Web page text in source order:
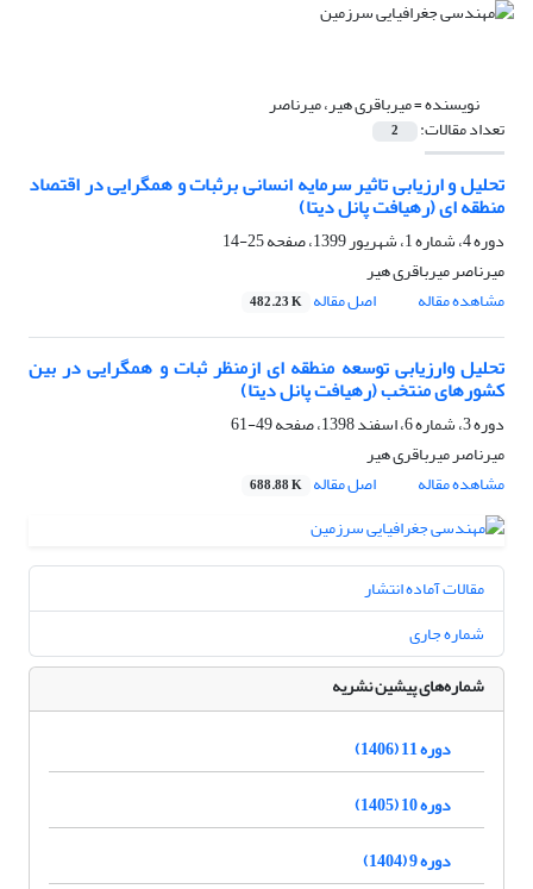
نویسنده =میرباقری هیر، میرناصر
تعداد مقالات: 2
تحلیل و ارزیابی تاثیر سرمایه انسانی برثبات و همگرایی در اقتصاد
منطقه ای (رهیافت پانل دیتا)
دوره 4، شماره 1، شهریور 1399، صفحه
25-14
میرناصر میرباقری هیر
مشاهده مقاله
اصل مقاله 482.23 K
تحلیل وارزیابی توسعه منطقه ای ازمنظر ثبات و همگرایی در بین
کشورهای منتخب (رهیافت پانل دیتا)
دوره 3، شماره 6، اسفند 1398، صفحه
49-61
میرناصر میرباقری هیر
مشاهده مقاله
اصل مقاله 688.88 K
مقالات آماده انتشار
شماره جاری
شماره‌های پیشین نشریه
دوره 11 (1406)
دوره 10 (1405)
دوره 9 (1404)